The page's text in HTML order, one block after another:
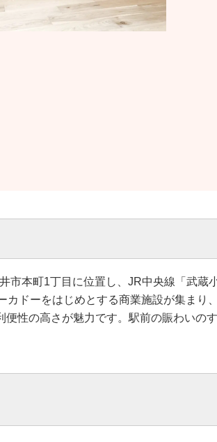
市本町1丁目に位置し、JR中央線「武蔵
ドーをはじめとする商業施設が集まり
性の高さが魅力です。駅前の賑わいの